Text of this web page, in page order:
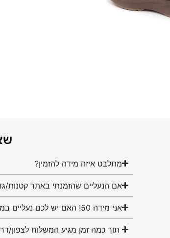
מתלבט איזה מידה להזמין?
אם הנעליים שהזמנתי באתר קטנות/
אני מידה 50! האם יש לכם נעליים במידה שלי?
תוך כמה זמן מגיע המשלוח לצפון/